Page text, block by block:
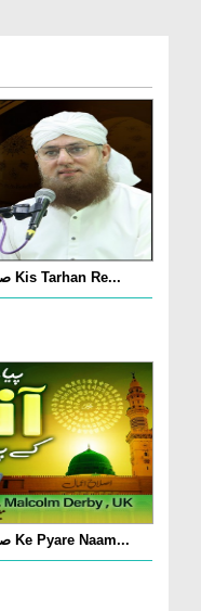
Pyare Aaqa صلی اللہ علیہ واٰلہ وسلم Kis Tarhan Re...
Pyare Aaqa صلی اللہ علیہ واٰلہ وسلم Ke Pyare Naam...